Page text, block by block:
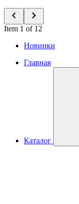
Item 1 of 12
Новинки
Главная
Каталог